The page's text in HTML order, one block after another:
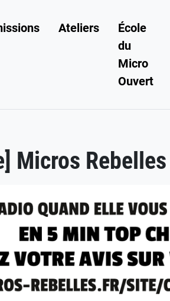
Ateliers
École
du
Micro
Ouvert
Micros